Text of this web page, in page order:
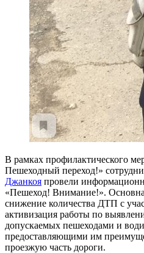
В рамках профилактического
Пешеходный переход!»
Джанкоя провели
«Пешеход! Внимание!».
снижение количества ДТП с
активизация работы по
допускаемых пешеходами и
предоставляющими им
проезжую часть дороги.